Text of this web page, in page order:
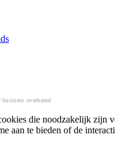
overhemd
die noodzakelijk zijn
aan te bieden of de